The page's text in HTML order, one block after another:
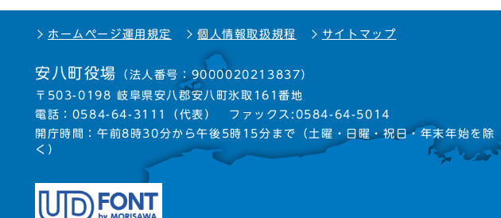
ホームページ運用規定 個人情報取扱規程 サイトマップ
安八町役場 （法人番号：9000020213837）
〒503-0198 岐阜県安八郡安八町氷取161番地
電話： 0584-64-3111 （代表） ファックス:0584-64-5014
開庁時間：午前8時30分から午後5時15分まで
（土曜・日曜・祝日・年末年始を除
く）